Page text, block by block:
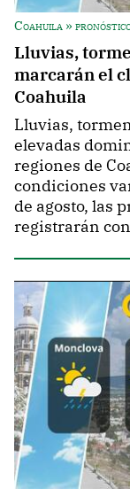
Coahuila »
Lluvias,
marcarán el
Coahuila
Lluvias,
elevadas
regiones de
condiciones
de agosto, las
registrarán